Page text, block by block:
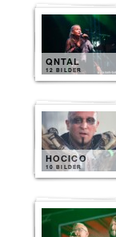
QNTAL
12 BILDER
HOCICO
10 BILDER